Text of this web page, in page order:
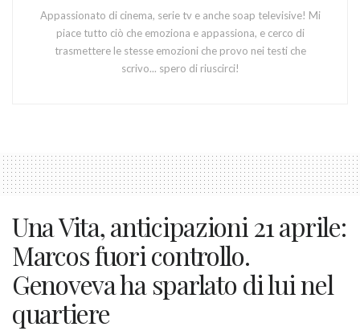
Appassionato di cinema, serie tv e anche soap televisive! Mi
piace tutto ciò che emoziona e appassiona, e cerco di
trasmettere le stesse emozioni che provo nei testi che
scrivo... spero di riuscirci!
Una Vita, anticipazioni 21 aprile:
Marcos fuori controllo.
Genoveva ha sparlato di lui nel
quartiere